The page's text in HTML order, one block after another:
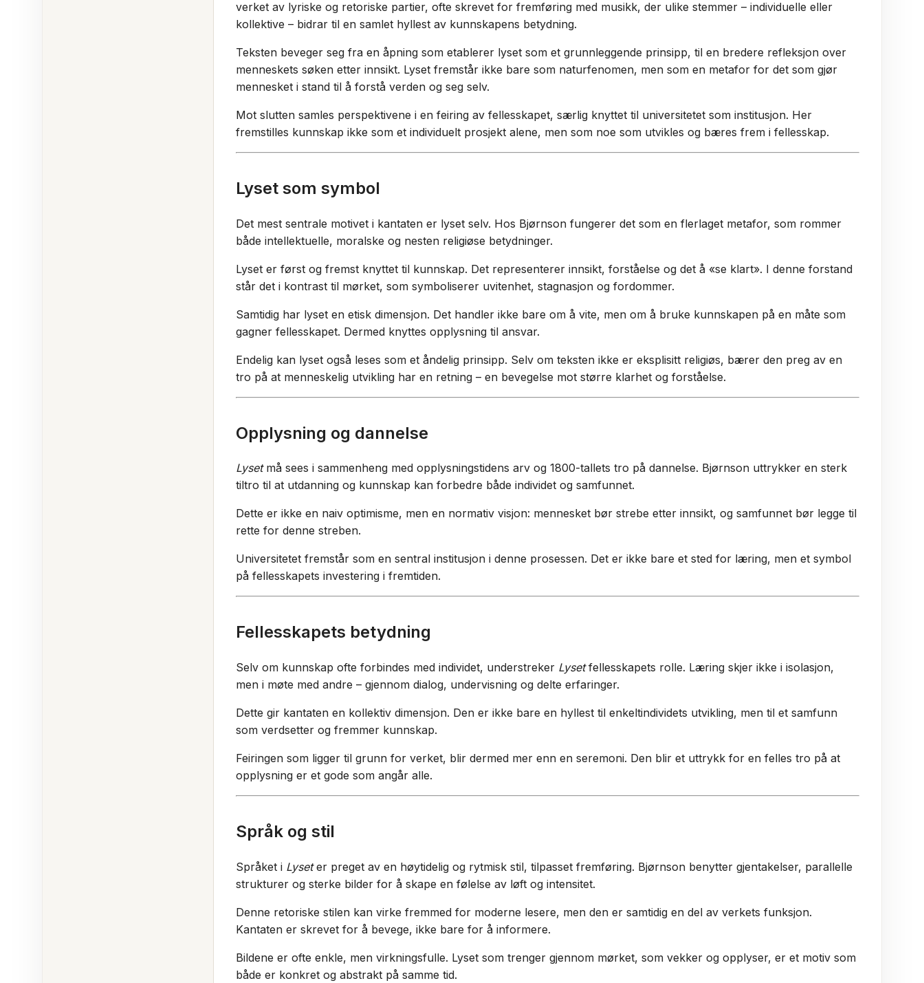
verket av lyriske og retoriske partier, ofte skrevet for fremføring med musikk, der ulike stemmer – individuelle eller
kollektive – bidrar til en samlet hyllest av kunnskapens betydning.
Teksten beveger seg fra en åpning som etablerer lyset som et grunnleggende prinsipp, til en bredere refleksjon over
menneskets søken etter innsikt. Lyset fremstår ikke bare som naturfenomen, men som en metafor for det som gjør
mennesket i stand til å forstå verden og seg selv.
Mot slutten samles perspektivene i en feiring av fellesskapet, særlig knyttet til universitetet som institusjon. Her
fremstilles kunnskap ikke som et individuelt prosjekt alene, men som noe som utvikles og bæres frem i fellesskap.
Lyset som symbol
Det mest sentrale motivet i kantaten er lyset selv. Hos Bjørnson fungerer det som en flerlaget metafor, som rommer
både intellektuelle, moralske og nesten religiøse betydninger.
Lyset er først og fremst knyttet til kunnskap. Det representerer innsikt, forståelse og det å «se klart». I denne forstand
står det i kontrast til mørket, som symboliserer uvitenhet, stagnasjon og fordommer.
Samtidig har lyset en etisk dimensjon. Det handler ikke bare om å vite, men om å bruke kunnskapen på en måte som
gagner fellesskapet. Dermed knyttes opplysning til ansvar.
Endelig kan lyset også leses som et åndelig prinsipp. Selv om teksten ikke er eksplisitt religiøs, bærer den preg av en
tro på at menneskelig utvikling har en retning – en bevegelse mot større klarhet og forståelse.
Opplysning og dannelse
Lysetmå sees i sammenheng med opplysningstidens arv og 1800-tallets tro på dannelse. Bjørnson uttrykker en sterk
tiltro til at utdanning og kunnskap kan forbedre både individet og samfunnet.
Dette er ikke en naiv optimisme, men en normativ visjon: mennesket bør strebe etter innsikt, og samfunnet bør legge til
rette for denne streben.
Universitetet fremstår som en sentral institusjon i denne prosessen. Det er ikke bare et sted for læring, men et symbol
på fellesskapets investering i fremtiden.
Fellesskapets betydning
Selv om kunnskap ofte forbindes med individet, understreker Lysetfellesskapets rolle. Læring skjer ikke i isolasjon,
men i møte med andre – gjennom dialog, undervisning og delte erfaringer.
Dette gir kantaten en kollektiv dimensjon. Den er ikke bare en hyllest til enkeltindividets utvikling, men til et samfunn
som verdsetter og fremmer kunnskap.
Feiringen som ligger til grunn for verket, blir dermed mer enn en seremoni. Den blir et uttrykk for en felles tro på at
opplysning er et gode som angår alle.
Språk og stil
Språket i Lyseter preget av en høytidelig og rytmisk stil, tilpasset fremføring. Bjørnson benytter gjentakelser, parallelle
strukturer og sterke bilder for å skape en følelse av løft og intensitet.
Denne retoriske stilen kan virke fremmed for moderne lesere, men den er samtidig en del av verkets funksjon.
Kantaten er skrevet for å bevege, ikke bare for å informere.
Bildene er ofte enkle, men virkningsfulle. Lyset som trenger gjennom mørket, som vekker og opplyser, er et motiv som
både er konkret og abstrakt på samme tid.